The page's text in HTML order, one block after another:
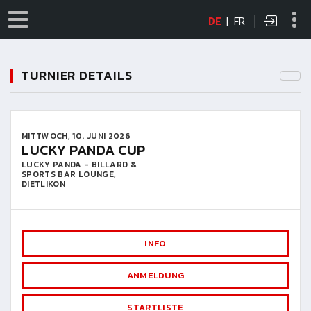
DE | FR
TURNIER DETAILS
MITTWOCH, 10. JUNI 2026
LUCKY PANDA CUP
LUCKY PANDA - BILLARD &
SPORTS BAR LOUNGE,
DIETLIKON
INFO
ANMELDUNG
STARTLISTE